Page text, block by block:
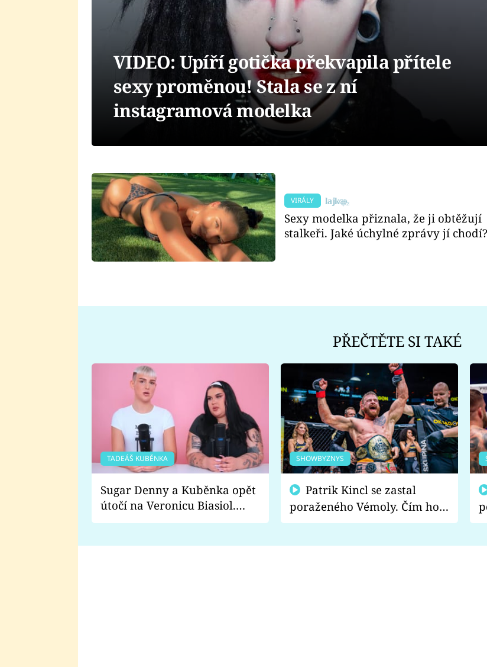
VIDEO: Upíří gotička překvapila přítele
sexy proměnou! Stala se z ní
instagramová modelka
VIRÁLY
Sexy modelka přiznala, že ji obtěžují
stalkeři. Jaké úchylné zprávy jí chodí?
PŘEČTĚTE SI TAKÉ
TADEÁŠ KUBĚNKA
Sugar Denny a Kuběnka opět
útočí na Veronicu Biasiol.
Proč je podle nich falešná a
SHOWBYZNYS
poraženého Vémoly. Čím ho
fanoušci naštvali?